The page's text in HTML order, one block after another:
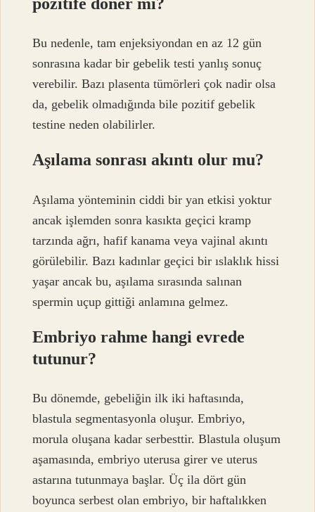
Bu nedenle, tam enjeksiyondan en az 12 gün
sonrasına kadar bir gebelik testi yanlış sonuç
verebilir. Bazı plasenta tümörleri çok nadir olsa
da, gebelik olmadığında bile pozitif gebelik
testine neden olabilirler.
Aşılama sonrası akıntı olur mu?
Aşılama yönteminin ciddi bir yan etkisi yoktur
ancak işlemden sonra kasıkta geçici kramp
tarzında ağrı, hafif kanama veya vajinal akıntı
görülebilir. Bazı kadınlar geçici bir ıslaklık hissi
yaşar ancak bu, aşılama sırasında salınan
spermin uçup gittiği anlamına gelmez.
Embriyo rahme hangi evrede
tutunur?
Bu dönemde, gebeliğin ilk iki haftasında,
blastula segmentasyonla oluşur. Embriyo,
morula oluşana kadar serbesttir. Blastula oluşum
aşamasında, embriyo uterusa girer ve uterus
astarına tutunmaya başlar. Üç ila dört gün
boyunca serbest olan embriyo, bir haftalıkken